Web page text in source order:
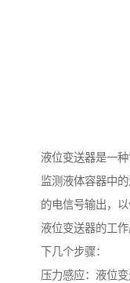
液位变送器是一
监测液体容器中
的电信号输出，
液位变送器的工
下几个步骤：
压力感应：液位